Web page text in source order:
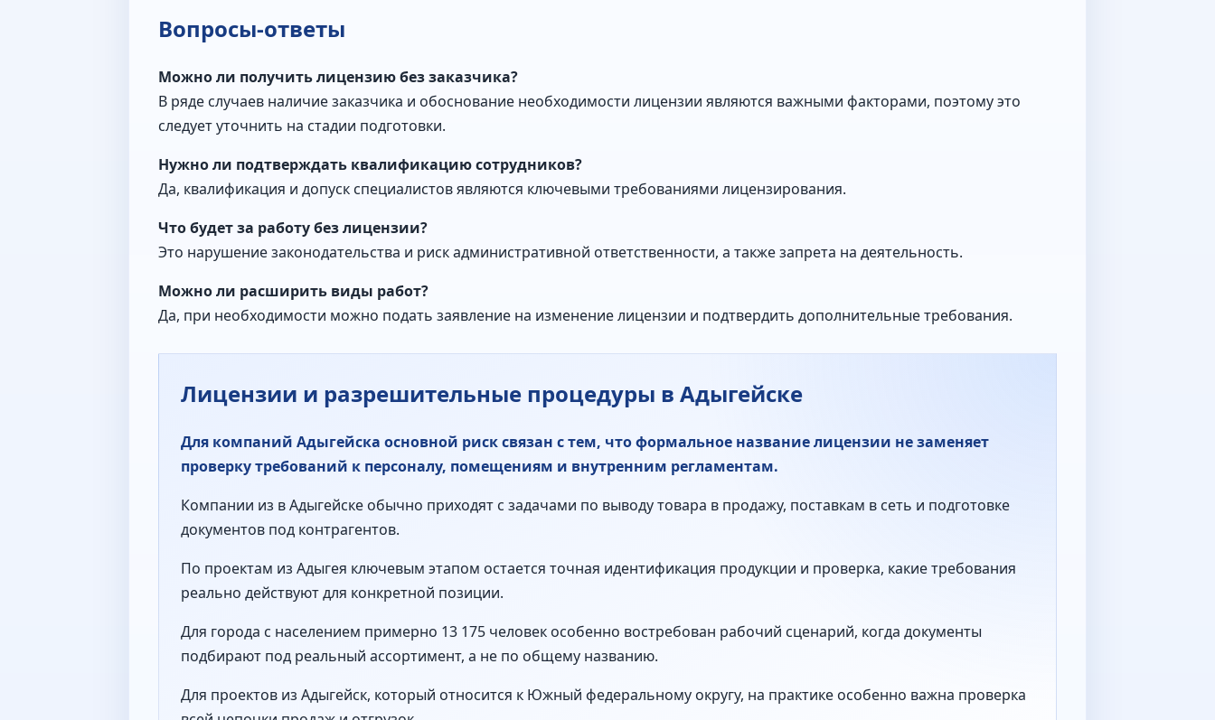
Вопросы-ответы
Можно ли получить лицензию без заказчика?
В ряде случаев наличие заказчика и обоснование необходимости лицензии являются важными факторами, поэтому это
следует уточнить на стадии подготовки.
Нужно ли подтверждать квалификацию сотрудников?
Да, квалификация и допуск специалистов являются ключевыми требованиями лицензирования.
Что будет за работу без лицензии?
Это нарушение законодательства и риск административной ответственности, а также запрета на деятельность.
Можно ли расширить виды работ?
Да, при необходимости можно подать заявление на изменение лицензии и подтвердить дополнительные требования.
Лицензии и разрешительные процедуры в Адыгейске
Для компаний Адыгейска основной риск связан с тем, что формальное название лицензии не заменяет
проверку требований к персоналу, помещениям и внутренним регламентам.
Компании из в Адыгейске обычно приходят с задачами по выводу товара в продажу, поставкам в сеть и подготовке
документов под контрагентов.
По проектам из Адыгея ключевым этапом остается точная идентификация продукции и проверка, какие требования
реально действуют для конкретной позиции.
Для города с населением примерно 13 175 человек особенно востребован рабочий сценарий, когда документы
подбирают под реальный ассортимент, а не по общему названию.
Для проектов из Адыгейск, который относится к Южный федеральному округу, на практике особенно важна проверка